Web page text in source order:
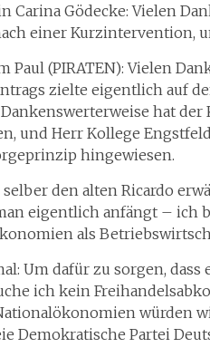
Carina Gödecke: Vielen
einer Kurzintervention,
Paul (PIRATEN): Vielen
zielte eigentlich auf
Dankenswerterweise hat
und Herr Kollege
hingewiesen.
selber den alten Ricardo
eigentlich anfängt – ich
als
Um dafür zu sorgen,
ich kein
würden
Demokratische Partei